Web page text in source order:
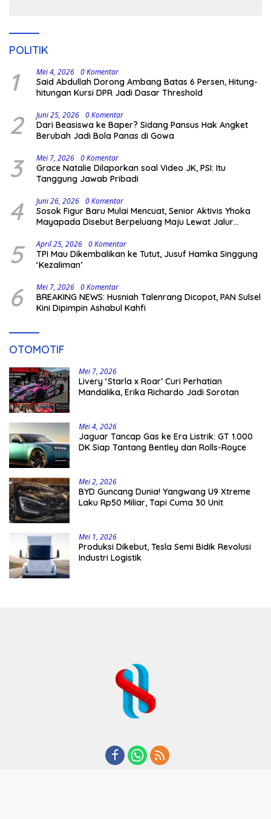
POLITIK
1 Mei 4, 2026 0 Komentar
Said Abdullah Dorong Ambang Batas 6 Persen, Hitung-
hitungan Kursi DPR Jadi Dasar Threshold
2 Juni 25, 2026 0 Komentar
Dari Beasiswa ke Baper? Sidang Pansus Hak Angket
Berubah Jadi Bola Panas di Gowa
3 Mei 7, 2026 0 Komentar
Grace Natalie Dilaporkan soal Video JK, PSI: Itu
Tanggung Jawab Pribadi
4 Juni 26, 2026 0 Komentar
Sosok Figur Baru Mulai Mencuat, Senior Aktivis Yhoka
Mayapada Disebut Berpeluang Maju Lewat Jalur
5 April 25, 2026 0 Komentar
TPI Mau Dikembalikan ke Tutut, Jusuf Hamka Singgung
‘Kezaliman’
6 Mei 7, 2026 0 Komentar
BREAKING NEWS: Husniah Talenrang Dicopot, PAN Sulsel
Kini Dipimpin Ashabul Kahfi
OTOMOTIF
Mei 7, 2026
Livery ‘Starla x Roar’ Curi Perhatian
Mandalika, Erika Richardo Jadi Sorotan
Mei 4, 2026
Jaguar Tancap Gas ke Era Listrik: GT 1.000
DK Siap Tantang Bentley dan Rolls-Royce
Mei 2, 2026
BYD Guncang Dunia! Yangwang U9 Xtreme
Laku Rp50 Miliar, Tapi Cuma 30 Unit
Mei 1, 2026
Produksi Dikebut, Tesla Semi Bidik Revolusi
Industri Logistik